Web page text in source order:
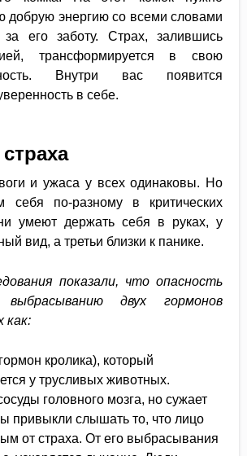
добрую энергию со всеми словами
за его заботу. Страх, залившись
трансформируется в свою
Внутри вас появится
в себе.
и ужаса у всех одинаковы. Но
по-разному в критических
умеют держать себя в руках, у
вид, а третьи близки к панике.
показали, что опасность
двух гормонов
как:
кролика), который
у трусливых животных.
головного мозга, но сужает
привыкли слышать то, что лицо
от страха. От его выбрасывания